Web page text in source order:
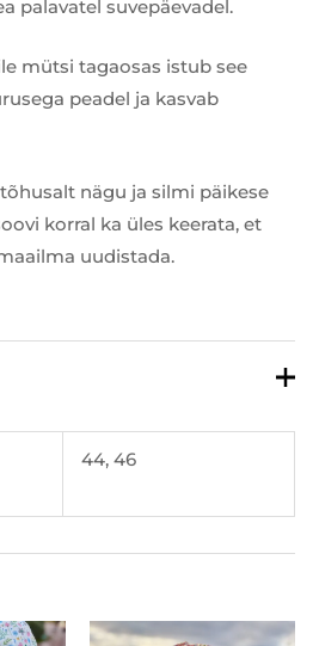
palavatel suvepäevadel.
mütsi tagaosas istub see
peadel ja kasvab
nägu ja silmi päikese
korral ka üles keerata, et
uudistada.
44, 46